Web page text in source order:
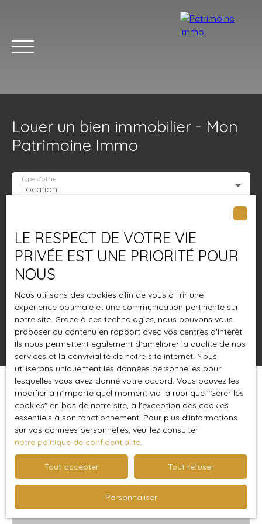
BLOG
Estimation
Louer un bien immobilier - Mon
Patrimoine Immo
Location
Type d'offre
Localisation
Loyer max (€/mois)
Surface min (m²)
Rechercher
Pertinence
Trier par Créer une alerte
LE RESPECT DE VOTRE VIE
PRIVÉE EST UNE PRIORITÉ POUR
NOUS
Nous utilisons des cookies afin de vous offrir une
expérience optimale et une communication pertinente sur
notre site. Grace à ces technologies, nous pouvons vous
proposer du contenu en rapport avec vos centres d'intérêt.
Ils nous permettent également d'améliorer la qualité de nos
services et la convivialité de notre site internet. Nous
utiliserons uniquement les données personnelles pour
lesquelles vous avez donné votre accord. Vous pouvez les
modifier à n'importe quel moment via la rubrique ″Gérer les
cookies″ en bas de notre site, à l'exception des cookies
essentiels à son fonctionnement. Pour plus d'informations
sur vos données personnelles, veuillez consulter
notre politique de confidentialité.
Tout accepter Tout refuser
Personnaliser